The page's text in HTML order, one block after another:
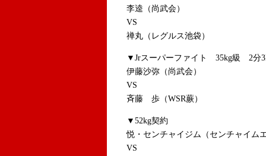
李逵（尚武会）
VS
禅丸（レグルス池袋）
▼Jrスーパーファイト 35kg級 2分
伊藤沙弥（尚武会）
VS
斉藤 歩（WSR蕨）
▼52kg契約
悦・センチャイジム（センチャイム
VS